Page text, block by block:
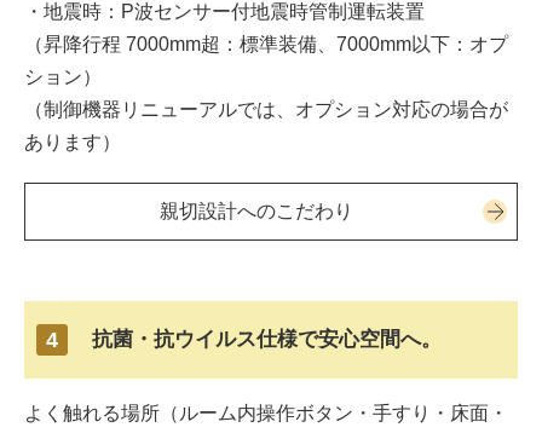
・地震時：P波センサー付地震時管制運転装置
（昇降行程 7000mm超：標準装備、7000mm以下：オプ
ション）
（制御機器リニューアルでは、オプション対応の場合が
あります）
親切設計へのこだわり
4 抗菌・抗ウイルス仕様で安心空間へ。
よく触れる場所（ルーム内操作ボタン・手すり・床面・